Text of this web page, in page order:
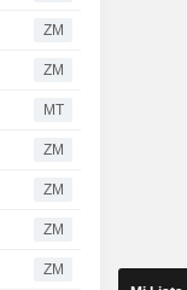
ZM
ZM
MT
ZM
ZM
ZM
ZM